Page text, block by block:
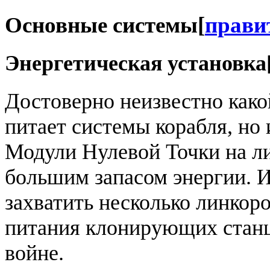
Основные системы[
Энергетическая установка
Достоверно неизвестно
питает системы корабля,
Модули Нулевой Точки на
большим запасом энергии.
захватить несколько
питания клонирующих
войне.